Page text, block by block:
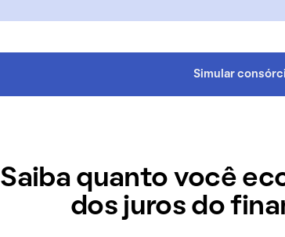
Simular
Saiba quanto você
dos juros do